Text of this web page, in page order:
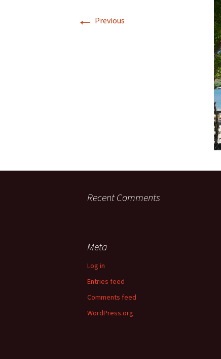
Galerie photo \”Côte de
← Previous
Recent Comments
Meta
Log in
Entries feed
Comments feed
WordPress.org